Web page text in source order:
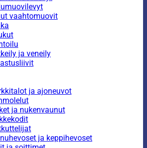
vaahtomuovit
ja veneily
ja ajoneuvot
ja nukenvaunut
ja keppihevoset